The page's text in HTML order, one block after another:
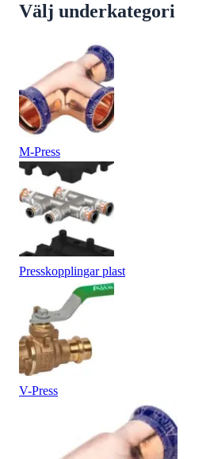
Välj underkategori
M-Press
Presskopplingar plast
V-Press